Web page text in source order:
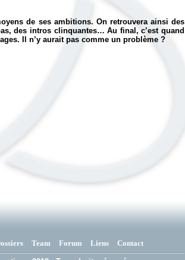
de ses ambitions. On retrouvera ainsi des
des intros clinquantes… Au final, c’est quand
Il n’y aurait pas comme un problème ?
Team Forum Liens Contact